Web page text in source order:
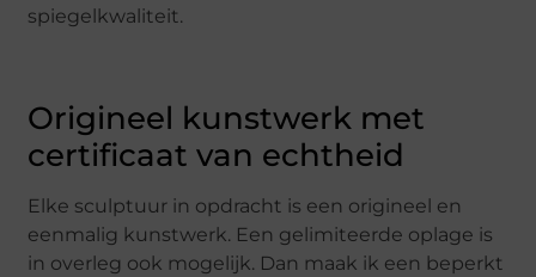
spiegelkwaliteit.
Origineel kunstwerk met
certificaat van echtheid
Elke sculptuur in opdracht is een origineel en
eenmalig kunstwerk. Een gelimiteerde oplage is
in overleg ook mogelijk. Dan maak ik een beperkt